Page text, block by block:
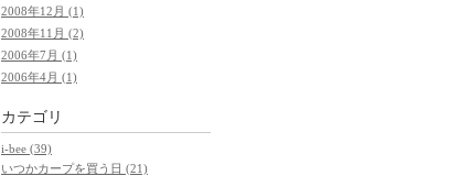
2008年12月 (1)
2008年11月 (2)
2006年7月 (1)
2006年4月 (1)
カテゴリ
i-bee (39)
いつかカープを買う日 (21)